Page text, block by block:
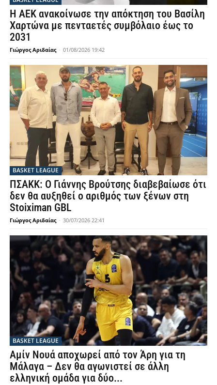
Η ΑΕΚ ανακοίνωσε την απόκτηση του Βασίλη
Χαρτώνα με πενταετές συμβόλαιο έως το
2031
Γιώργος Αριδαίας - 01/08/2026 19:42
BASKET LEAGUE
ΠΣΑΚΚ: Ο Γιάννης Βρούτσης διαβεβαίωσε ότι
δεν θα αυξηθεί ο αριθμός των ξένων στη
Stoiximan GBL
Γιώργος Αριδαίας - 30/07/2026 22:41
BASKET LEAGUE
Αμίν Νουά αποχωρεί από τον Άρη για τη
Μάλαγα – Δεν θα αγωνιστεί σε άλλη
ελληνική ομάδα για δύο...